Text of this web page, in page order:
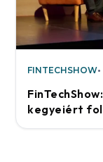
FINTECHSHOW
kegyeiért